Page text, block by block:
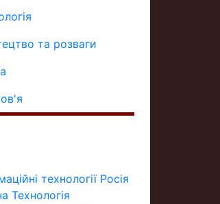
та розваги
технології Росія
Технологія